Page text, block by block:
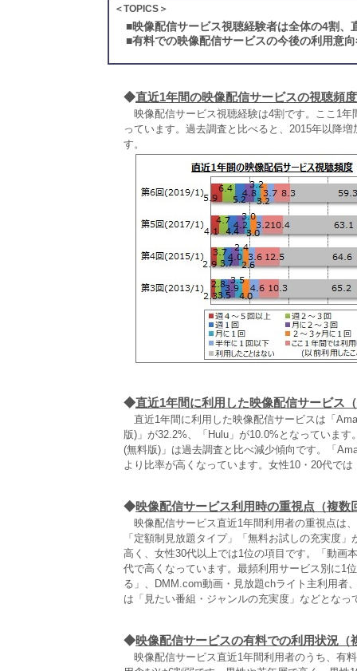
＜TOPICS＞
■映像配信サービス視聴経験者は全体の4割
■有料での映像配信サービスの今後の利用意
◆直近1年間の映像配信サービスの視聴頻度
映像配信サービス視聴経験は4割です。ここ1年
っています。過去調査と比べると、2015年以降
す。
◆直近1年間に利用した映像配信サービス
直近1年間に利用した映像配信サービスは「
版)」が32.2%、「Hulu」が10.0%となっていま
(無料版)」は過去調査と比べ減少傾向です。「
より比率が高くなっています。女性10・20代で
◆映像配信サービス利用時の重視点（複数
映像配信サービス直近1年間利用者の重視点は
「定額制見放題タイプ」「無料お試しの充実度
高く、女性30代以上では1位の項目です。「動画
代で高くなっています。最頻利用サービス別に1
る」、DMM.com動画・見放題chライト主利用者
は「見たい番組・ジャンルの充実度」などとなっ
◆映像配信サービスの有料での利用状況（
映像配信サービス直近1年間利用者のうち、有